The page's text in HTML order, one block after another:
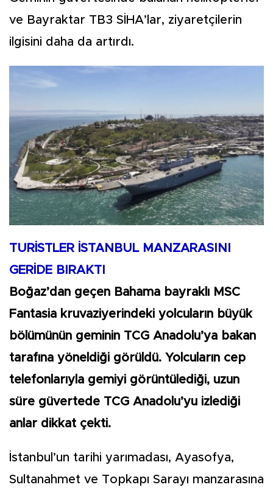
ve Bayraktar TB3 SİHA’lar, ziyaretçilerin
ilgisini daha da artırdı.
TURİSTLER İSTANBUL MANZARASINI
GERİDE BIRAKTI
Boğaz’dan geçen Bahama bayraklı MSC
Fantasia kruvaziyerindeki yolcuların büyük
bölümünün geminin TCG Anadolu’ya bakan
tarafına yöneldiği görüldü. Yolcuların cep
telefonlarıyla gemiyi görüntülediği, uzun
süre güvertede TCG Anadolu’yu izlediği
anlar dikkat çekti.
İstanbul’un tarihi yarımadası, Ayasofya,
Sultanahmet ve Topkapı Sarayı manzarasına